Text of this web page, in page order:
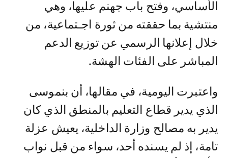
الأساسي، وفتح باب جهنم عليها، وهي
منتشية بما حققته من ثورة اجـتماعية، من
خلال إعلانها الرسمي عن توزيع الدعم
المباشر على الفئات الهشة.
واعتبرت اليومية، في مقالها، أن بنموسى
الذي يدير قطاع التعليم بالمنطق الذي كان
يدير به مصالح وزارة الداخلية، يعيش عزلة
تامة، إذ لم يسنده أحد، سواء من قبل نواب